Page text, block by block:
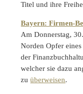
Titel und ihre
Bayern: Firmen-
Am Donnerstag,
Norden Opfer
der
welcher sie dazu
zuüberweisen.